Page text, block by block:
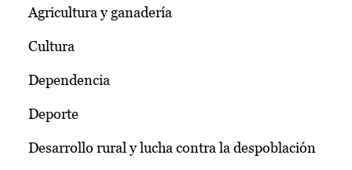
Agricultura y ganadería
Cultura
Dependencia
Deporte
Desarrollo rural y lucha contra la despoblación